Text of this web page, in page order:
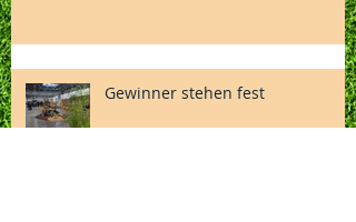
Gewinner stehen fest